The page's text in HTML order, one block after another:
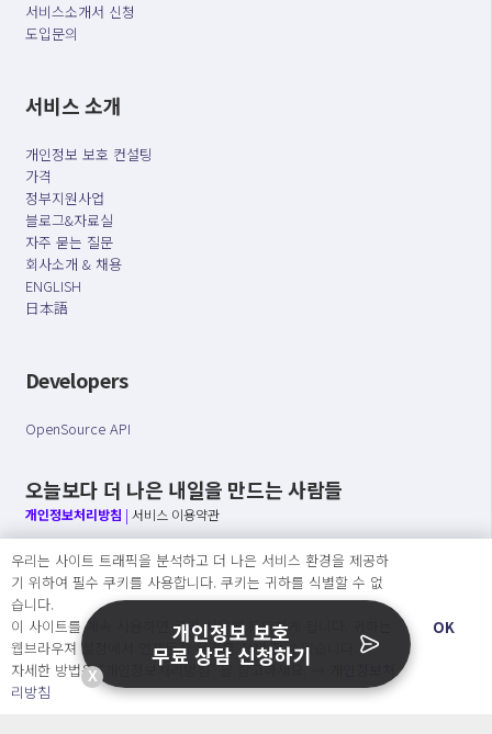
서비스소개서 신청
도입문의
서비스 소개
개인정보 보호 컨설팅
가격
정부지원사업
블로그&자료실
자주 묻는 질문
회사소개 & 채용
ENGLISH
日本語
Developers
OpenSource API
오늘보다 더 나은 내일을 만드는 사람들
개인정보처리방침 | 서비스 이용약관
○ 개인정보보호 컴플라이언스를 선도하겠습니다.
○ 정보주체의 권리를 보장하겠습니다.
○ 기업의 개인정보보호를 위한 효율적 관리를 보장하겠습니다.
Copyright Ⓒ
2026 O.NE PEOPLE Co., Ltd. All rights reserved.
우리는 사이트 트래픽을 분석하고 더 나은 서비스 환경을 제공하
기 위하여 필수 쿠키를 사용합니다. 쿠키는 귀하를 식별할 수 없
습니다.
이 사이트를 계속 사용하면 쿠키 사용에 동의하게 됩니다. 귀하는
웹브라우져 설정에서 언제든지 쿠키를 삭제 할 수있습니다.
자세한 방법은 “개인정보처리방침” 을 참고하세요. →
리방침
OK
X
개인정보 보호
무료 상담 신청하기